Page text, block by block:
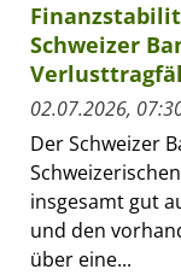
Schweizer
02.07.2026,
Der Schweizer
insgesamt gut
und den
über eine...